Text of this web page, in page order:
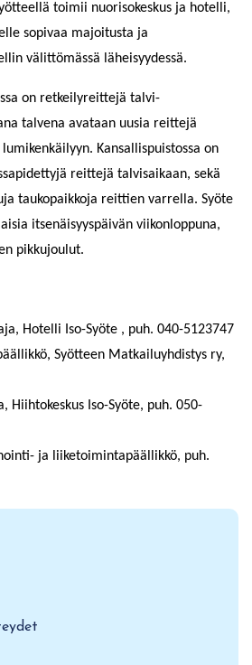
toimii nuorisokeskus ja hotelli,
sopivaa majoitusta ja
välittömässä läheisyydessä.
on retkeilyreittejä talvi-
talvena avataan uusia reittejä
Kansallispuistossa on
reittejä talvisaikaan, sekä
taukopaikkoja reittien varrella. Syöte
itsenäisyyspäivän viikonloppuna,
pikkujoulut.
Hotelli Iso-Syöte , puh. 040-5123747
Syötteen Matkailuyhdistys ry,
Hiihtokeskus Iso-Syöte, puh. 050-
ja liiketoimintapäällikkö, puh.